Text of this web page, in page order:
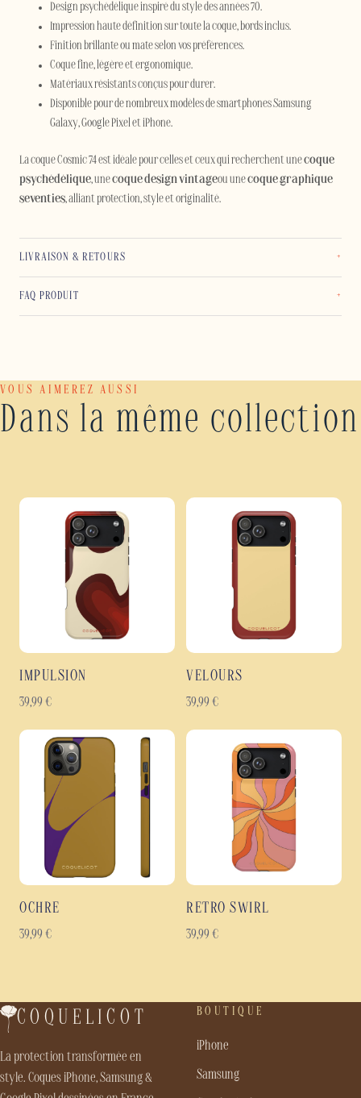
Design psychédélique inspiré du style des années 70.
Impression haute définition sur toute la coque, bords inclus.
Finition brillante ou mate selon vos préférences.
Coque fine, légère et ergonomique.
Matériaux résistants conçus pour durer.
Disponible pour de nombreux modèles de smartphones Samsung
Galaxy, Google Pixel et iPhone.
La coque Cosmic 74 est idéale pour celles et ceux qui recherchent unecoque
psychédélique, unecoque design vintageou unecoque graphique
seventies, alliant protection, style et originalité.
LIVRAISON & RETOURS
FAQ PRODUIT
VOUS AIMEREZ AUSSI
Dans la même collection
IMPULSION
39,99 €
VELOURS
39,99 €
OCHRE
39,99 €
RETRO SWIRL
39,99 €
COQUELICOT
La protection transformée en
style. Coques iPhone, Samsung &
BOUTIQUE
iPhone
Samsung